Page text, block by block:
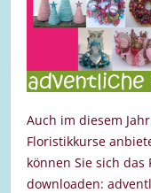
Auch im diesem
Floristikkurse
können Sie sich
downloaden: